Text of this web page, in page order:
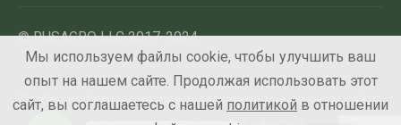
© RUSAGRO LLC 2017-2024
Любая информация, представленная на данном сайте,
Мы используем файлы cookie, чтобы улучшить ваш
опыт на нашем сайте. Продолжая использовать этот
сайт, вы соглашаетесь с нашей политикой в отношении